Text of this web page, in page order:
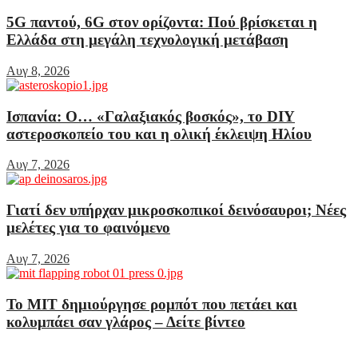
5G παντού, 6G στον ορίζοντα: Πού βρίσκεται η
Ελλάδα στη μεγάλη τεχνολογική μετάβαση
Αυγ 8, 2026
Ισπανία: Ο… «Γαλαξιακός βοσκός», το DIY
αστεροσκοπείο του και η ολική έκλειψη Ηλίου
Αυγ 7, 2026
Γιατί δεν υπήρχαν μικροσκοπικοί δεινόσαυροι; Νέες
μελέτες για το φαινόμενο
Αυγ 7, 2026
Το MIT δημιούργησε ρομπότ που πετάει και
κολυμπάει σαν γλάρος – Δείτε βίντεο